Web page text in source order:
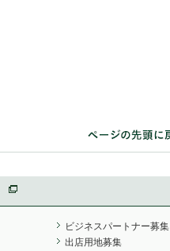
ビジネスパートナー募集
出店用地募集